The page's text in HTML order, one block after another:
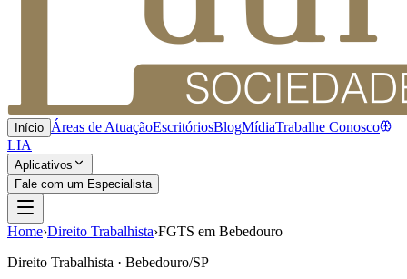
Início Áreas de AtuaçãoEscritóriosBlogMídiaTrabalhe Conosco
LIA
Aplicativos
Fale com um Especialista
Home›Direito Trabalhista›FGTS em Bebedouro
Direito Trabalhista · Bebedouro/SP